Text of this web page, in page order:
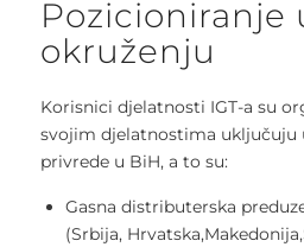
Pozicioniranje
okruženju
Korisnici djelatnosti IGT-a su
svojim djelatnostima uključuju
privrede u BiH, a to su:
Gasna distributerska
(Srbija,